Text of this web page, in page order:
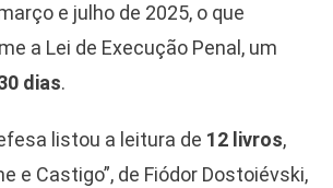
e julho de 2025, o que
a Lei de Execução Penal, um
dias.
listou a leitura de 12 livros,
e Castigo”, de Fiódor Dostoiévski,